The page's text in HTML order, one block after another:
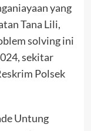
yang
Tana Lili,
solving ini
sekitar
Polsek
Untung